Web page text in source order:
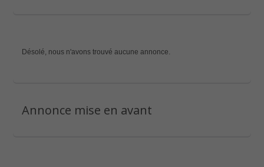
Désolé, nous n'avons trouvé aucune annonce.
Annonce mise en avant